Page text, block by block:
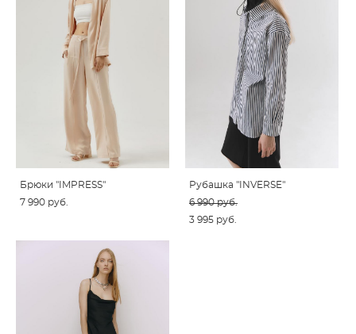
Брюки "IMPRESS"
7 990 pуб.
Рубашка "INVERSE"
6 990 pуб.
3 995 pуб.